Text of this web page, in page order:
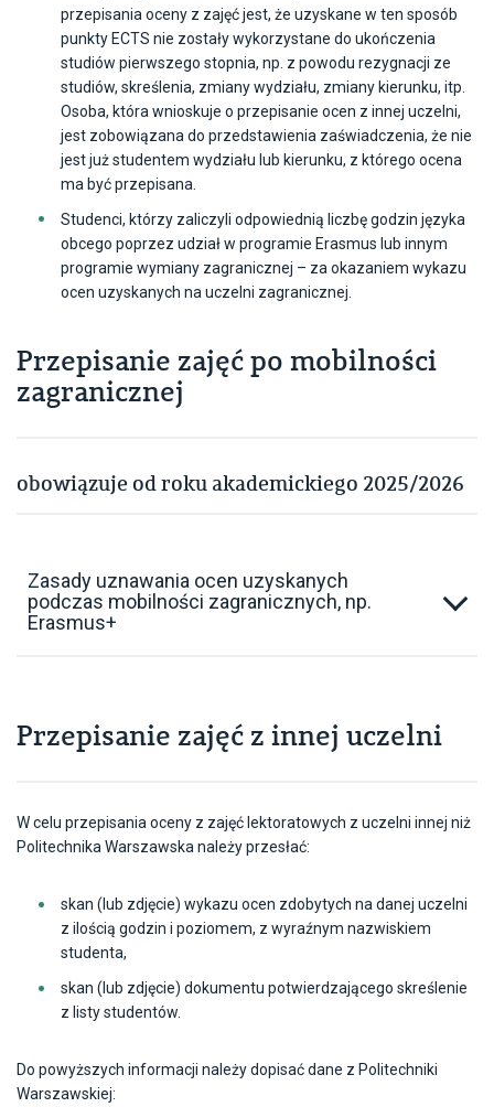
przepisania oceny z zajęć jest, że uzyskane w ten sposób
punkty ECTS nie zostały wykorzystane do ukończenia
studiów pierwszego stopnia, np. z powodu rezygnacji ze
studiów, skreślenia, zmiany wydziału, zmiany kierunku, itp.
Osoba, która wnioskuje o przepisanie ocen z innej uczelni,
jest zobowiązana do przedstawienia zaświadczenia, że nie
jest już studentem wydziału lub kierunku, z którego ocena
ma być przepisana.
Studenci, którzy zaliczyli odpowiednią liczbę godzin języka
obcego poprzez udział w programie Erasmus lub innym
programie wymiany zagranicznej – za okazaniem wykazu
ocen uzyskanych na uczelni zagranicznej.
Przepisanie zajęć po mobilności
zagranicznej
obowiązuje od roku akademickiego 2025/2026
Zasady uznawania ocen uzyskanych
podczas mobilności zagranicznych, np.
Erasmus+
się do wyznaczonej w SJO osoby w celu
Learning Agreement) będący wykazem
przedmiotów zaliczonych na innej uczelni lub
Uznaniu podlega ocena z przedmiotu będącego
lektoratem
godzin, poziomu i oceny, jaki wynika z karty ocen.
Uznaniu na poczet lektoratu w SJO PW nie
w języku angielskim.
Przepisanie zajęć z innej uczelni
W celu przepisania oceny z zajęć lektoratowych z uczelni innej niż
Politechnika Warszawska należy przesłać:
skan (lub zdjęcie) wykazu ocen zdobytych na danej uczelni
z ilością godzin i poziomem, z wyraźnym nazwiskiem
studenta,
skan (lub zdjęcie) dokumentu potwierdzającego skreślenie
z listy studentów.
Do powyższych informacji należy dopisać dane z Politechniki
Warszawskiej: